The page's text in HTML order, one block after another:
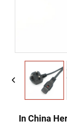
In China